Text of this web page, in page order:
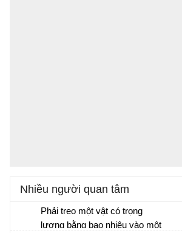
Nhiều người quan tâm
Phải treo một vật có trọng
lượng bằng bao nhiêu vào một